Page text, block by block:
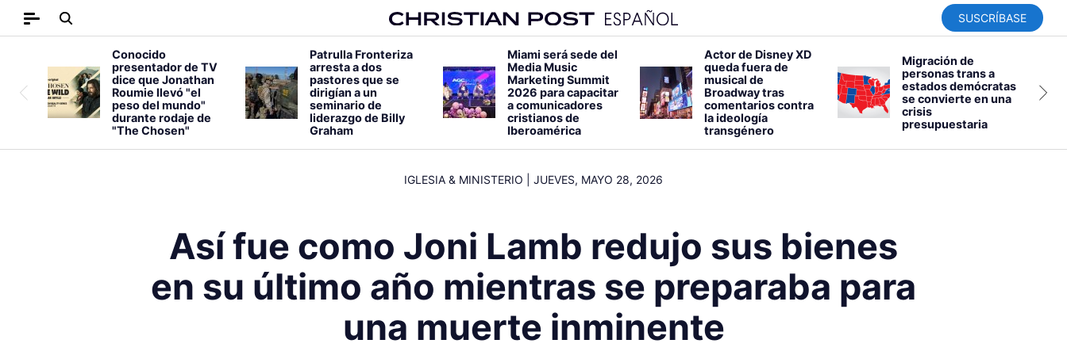
SUSCRÍBASE
Conocido
presentador de TV
dice que Jonathan
Roumie llevó "el
peso del mundo"
durante rodaje de
"The Chosen"
Patrulla Fronteriza
arresta a dos
pastores que se
dirigían a un
seminario de
liderazgo de Billy
Graham
Miami será sede del
Media Music
Marketing Summit
2026 para capacitar
a comunicadores
cristianos de
Iberoamérica
Actor de Disney XD
queda fuera de
musical de
Broadway tras
comentarios contra
la ideología
transgénero
Migración de
personas trans a
estados demócratas
se convierte en una
crisis
presupuestaria
IGLESIA & MINISTERIO JUEVES, MAYO 28, 2026
Así fue como Joni Lamb redujo sus bienes
en su último año mientras se preparaba para
una muerte inminente